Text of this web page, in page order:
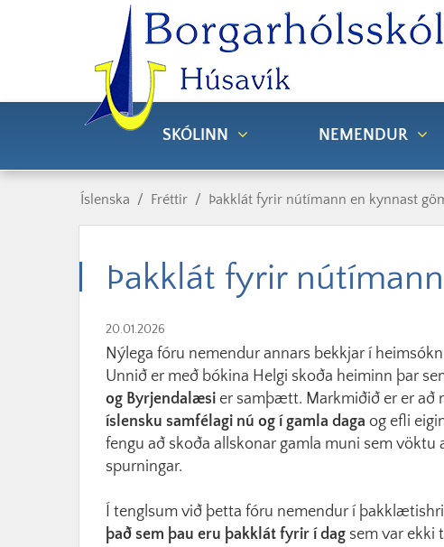
SKÓLINN NEMENDUR
Íslenska / Fréttir / Þakklát fyrir nútímann en kynnast
Þakklát fyrir
20.01.2026
Nýlega fóru nemendur annars bekkjar í
Unnið er með bókina Helgi skoða heiminn þar
og Byrjendalæsi er samþætt. Markmiðið er er að
íslensku samfélagi nú og í gamla daga og efli
fengu að skoða allskonar gamla muni sem vöktu
spurningar.
Í tenglsum við þetta fóru nemendur í
það sem þau eru þakklát fyrir í dag sem var ekki